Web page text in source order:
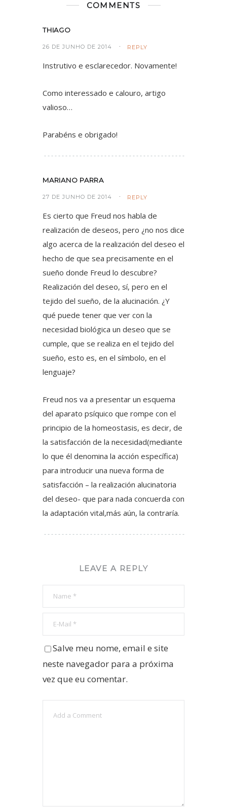
COMMENTS
THIAGO
26 DE JUNHO DE 2014 REPLY
Instrutivo e esclarecedor. Novamente!
Como interessado e calouro, artigo
valioso…
Parabéns e obrigado!
MARIANO PARRA
27 DE JUNHO DE 2014 REPLY
Es cierto que Freud nos habla de
realización de deseos, pero ¿no nos dice
algo acerca de la realización del deseo el
hecho de que sea precisamente en el
sueño donde Freud lo descubre?
Realización del deseo, sí, pero en el
tejido del sueño, de la alucinación. ¿Y
qué puede tener que ver con la
necesidad biológica un deseo que se
cumple, que se realiza en el tejido del
sueño, esto es, en el símbolo, en el
lenguaje?
Freud nos va a presentar un esquema
del aparato psíquico que rompe con el
principio de la homeostasis, es decir, de
la satisfacción de la necesidad(mediante
lo que él denomina la acción específica)
para introducir una nueva forma de
satisfacción – la realización alucinatoria
del deseo- que para nada concuerda con
la adaptación vital,más aún, la contraría.
LEAVE A REPLY
Salve meu nome, email e site
neste navegador para a próxima
vez que eu comentar.